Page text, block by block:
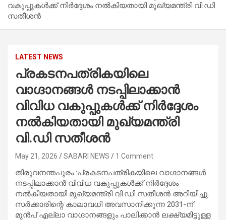
വകുപ്പുകൾക്ക് നിർദ്ദേശം നൽകിയതായി മുഖ്യമന്ത്രി വി.ഡി
സതീശൻ
LATEST NEWS
പ്രകടനപത്രികയിലെ
വാഗ്ദാനങ്ങൾ നടപ്പിലാക്കാൻ
വിവിധ വകുപ്പുകൾക്ക് നിർദ്ദേശം
നൽകിയതായി മുഖ്യമന്ത്രി
വി.ഡി സതീശൻ
May 21, 2026 SABARI NEWS 1 Comment
തിരുവനന്തപുരം :പ്രകടനപത്രികയിലെ വാഗ്ദാനങ്ങൾ
നടപ്പിലാക്കാൻ വിവിധ വകുപ്പുകൾക്ക് നിർദ്ദേശം
നൽകിയതായി മുഖ്യമന്ത്രി വി.ഡി സതീശൻ അറിയിച്ചു.
സർക്കാരിന്റെ കാലാവധി അവസാനിക്കുന്ന 2031-ന്
മുൻപ് എല്ലാ വാഗ്ദാനങ്ങളും പാലിക്കാൻ ലക്ഷ്യമിട്ടുള്ള